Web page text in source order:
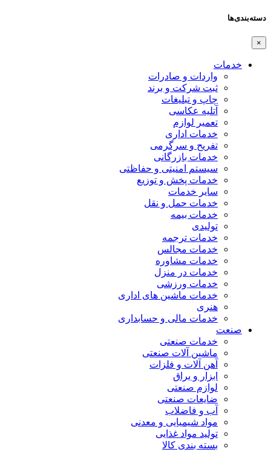
دسته‌بندی‌ها
×
خدمات
واردات و صادرات
ثبت شرکت و برند
چاپ و تبلیغات
آتلیه عکاسی
تعمیر لوازم
خدمات اداری
تفریح و سرگرمی
خدمات بازرگانی
سیستم امنیتی و حفاظتی
خدمات پخش و توزیع
سایر خدمات
خدمات حمل و نقل
خدمات بیمه
تولیدی
خدمات ترجمه
خدمات مجالس
خدمات مشاوره
خدمات در منزل
خدمات ورزشی
خدمات ماشین های اداری
هنری
خدمات مالی و حسابداری
صنعت
خدمات صنعتی
ماشین آلات صنعتی
آهن آلات و فلزات
ابزار و یراق
لوازم صنعتی
ضایعات صنعتی
آب و فاضلاب
مواد شیمیایی و معدنی
تولید مواد غذایی
بسته بندی کالا